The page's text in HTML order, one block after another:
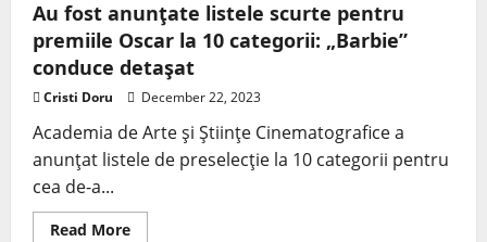
Au fost anunţate listele scurte pentru
premiile Oscar la 10 categorii: „Barbie”
conduce detaşat
Cristi Doru December 22, 2023
Academia de Arte şi Ştiinţe Cinematografice a
anunţat listele de preselecţie la 10 categorii pentru
cea de-a...
Read More